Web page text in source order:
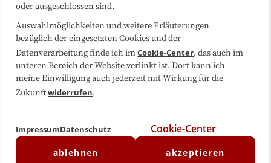
oder ausgeschlossen sind.
Auswahlmöglichkeiten und weitere Erläuterungen
bezüglich der eingesetzten Cookies und der
Datenverarbeitung finde ich imCookie-Center, das auch im
unteren Bereich der Website verlinkt ist. Dort kann ich
meine Einwilligung auch jederzeit mit Wirkung für die
Zukunftwiderrufen.
ImpressumDatenschutz Cookie-Center
ablehnen akzeptieren